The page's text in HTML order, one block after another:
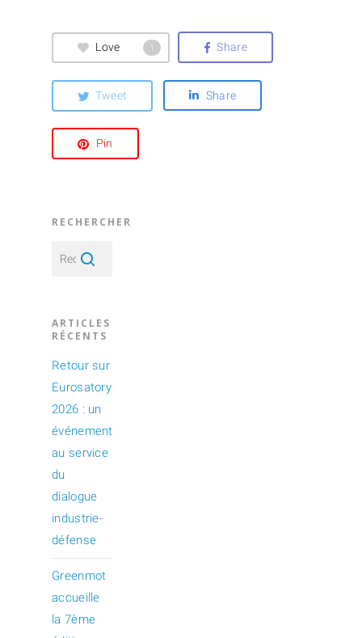
Love 1 Share
Tweet Share
Pin
RECHERCHER
ARTICLES
RÉCENTS
Retour sur
Eurosatory
2026 : un
événement
au service
du
dialogue
industrie-
défense
Greenmot
accueille
la 7ème